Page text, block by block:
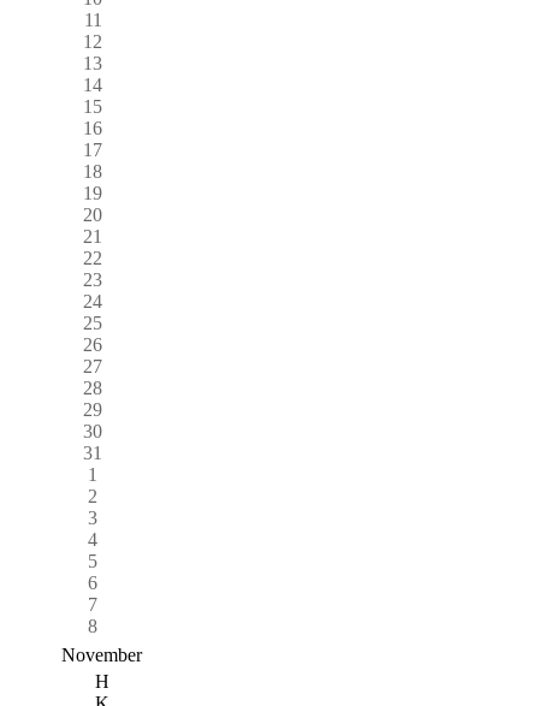
11
12
13
14
15
16
17
18
19
20
21
22
23
24
25
26
27
28
29
30
31
1
2
3
4
5
6
7
8
November
H